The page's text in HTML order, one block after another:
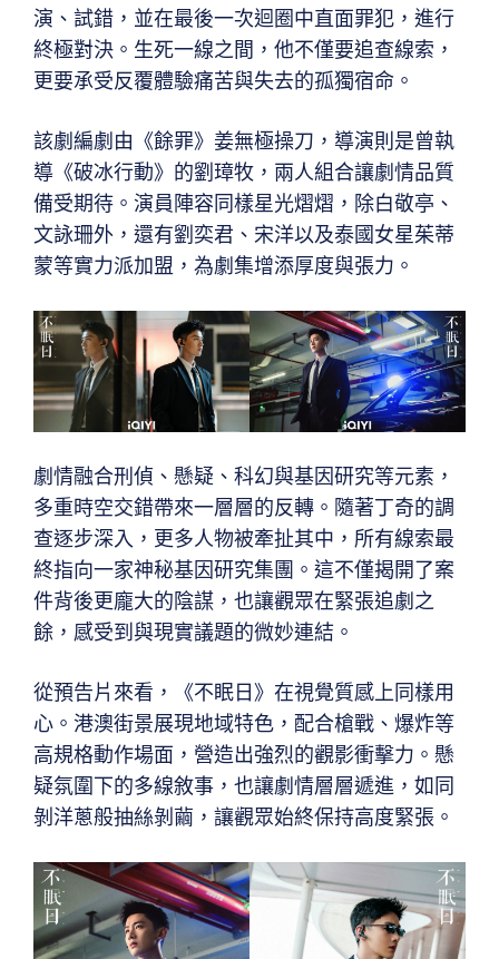
演、試錯，並在最後一次迴圈中直面罪犯，進行
終極對決。生死一線之間，他不僅要追查線索，
更要承受反覆體驗痛苦與失去的孤獨宿命。
該劇編劇由《餘罪》姜無極操刀，導演則是曾執
導《破冰行動》的劉璋牧，兩人組合讓劇情品質
備受期待。演員陣容同樣星光熠熠，除白敬亭、
文詠珊外，還有劉奕君、宋洋以及泰國女星茱蒂
蒙等實力派加盟，為劇集增添厚度與張力。
劇情融合刑偵、懸疑、科幻與基因研究等元素，
多重時空交錯帶來一層層的反轉。隨著丁奇的調
查逐步深入，更多人物被牽扯其中，所有線索最
終指向一家神秘基因研究集團。這不僅揭開了案
件背後更龐大的陰謀，也讓觀眾在緊張追劇之
餘，感受到與現實議題的微妙連結。
從預告片來看，《不眠日》在視覺質感上同樣用
心。港澳街景展現地域特色，配合槍戰、爆炸等
高規格動作場面，營造出強烈的觀影衝擊力。懸
疑氛圍下的多線敘事，也讓劇情層層遞進，如同
剝洋蔥般抽絲剝繭，讓觀眾始終保持高度緊張。